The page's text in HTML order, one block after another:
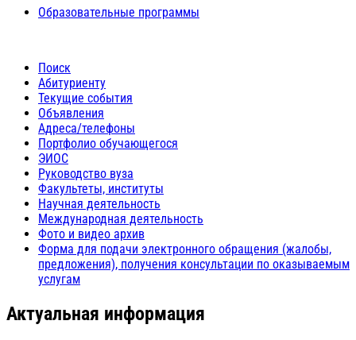
Образовательные программы
Поиск
Абитуриенту
Текущие события
Объявления
Адреса/телефоны
Портфолио обучающегося
ЭИОС
Руководство вуза
Факультеты, институты
Научная деятельность
Международная деятельность
Фото и видео архив
Форма для подачи электронного обращения (жалобы,
предложения), получения консультации по оказываемым
услугам
Актуальная информация